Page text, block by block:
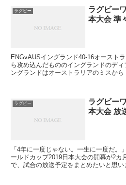
ラグビー
ラグビー
本大会 準
ENGvAUSイングランド40-16オースト
ら攻め込んだもののイングランドのデ
ングランドはオーストラリアのミスから
ラグビー
ラグビー
本大会 放
「4年に一度じゃない。一生に一度だ。
ールドカップ2019日本大会の開幕が2カ
で、試合の放送予定をまとめたいと思